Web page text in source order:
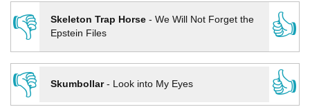
👎
Skeleton Trap Horse- We Will Not Forget the
Epstein Files
👍
👎
Skumbollar- Look into My Eyes
👍